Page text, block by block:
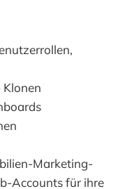
Marketing-
Accounts für ihre